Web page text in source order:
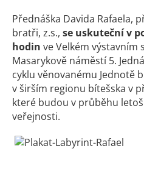
Přednáška Davida Rafaela,
bratři, z.s., se uskuteční v
hodin ve Velkém výstavním
Masarykově náměstí 5.
cyklu věnovanému Jednotě
v širším regionu bítešska v
které budou v průběhu
veřejnosti.